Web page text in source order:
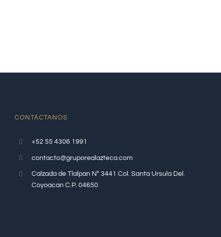
CONTÁCTANOS
+52 55 4306 1991
contacto@gruporealazteca.com
Calzada de Tlalpan N° 3441 Col. Santa Ursula Del.
Coyoacan C.P. 04650